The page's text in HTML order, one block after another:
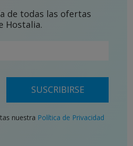
de todas las ofertas
Hostalia.
SUSCRIBIRSE
nuestra Política de Privacidad